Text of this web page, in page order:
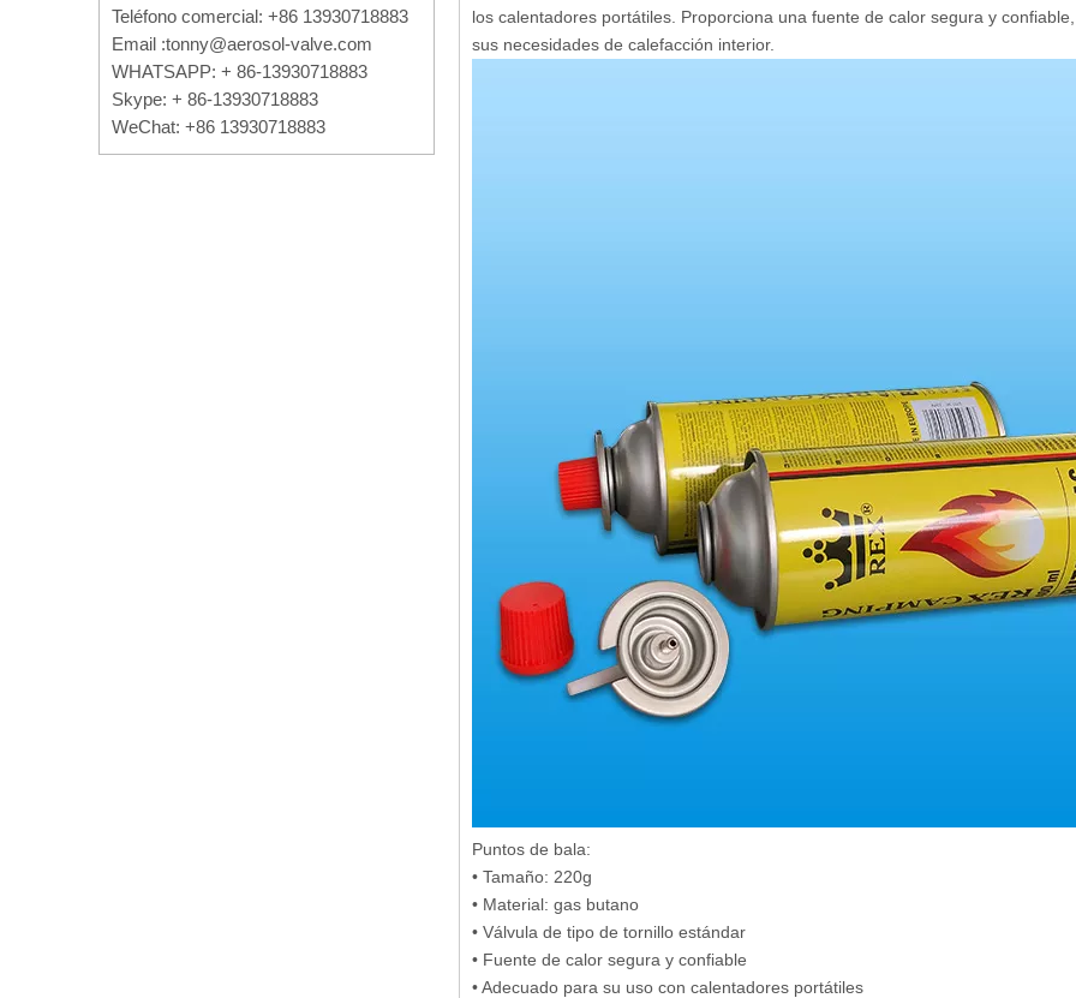
Teléfono comercial: +86 13930718883
Email :tonny@aerosol-valve.com
WHATSAPP: + 86-13930718883
Skype: + 86-13930718883
WeChat: +86 13930718883
los calentadores portátiles. Proporciona una fuente de calor segura y
sus necesidades de calefacción interior.
Puntos de bala:
• Tamaño: 220g
• Material: gas butano
• Válvula de tipo de tornillo estándar
• Fuente de calor segura y confiable
• Adecuado para su uso con calentadores portátiles